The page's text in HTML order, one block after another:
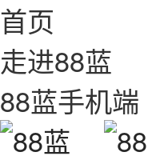
首页
走进88蓝
88蓝手机端